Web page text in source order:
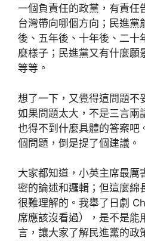
一個負責任的政黨，有責任
台灣帶向哪個方向；民進黨
後、五年後、十年後、二十
麼樣子；民進黨又有什麼願
等等。
想了一下，又覺得這問題不
如果問題太大，不是三言兩
也得不到什麼具體的答案吧
個問題，倒是提了個建議。
大家都知道，小英主席最厲
密的論述和邏輯；但這麼綿
很難理解的。我舉了日劇
席應該沒看過），是不是能
言，讓大家了解民進黨的政